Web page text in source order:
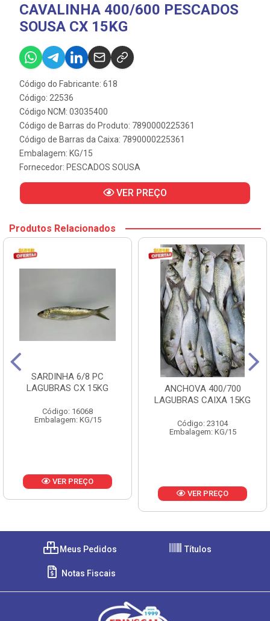
CAVALINHA 400/600 PESCADOS
SOUSA CX 15KG
Código do Fabricante: 618
Código: 22536
Código NCM: 03035400
Código de Barras do Produto: 7890000225361
Código de Barras da Caixa: 7890000225361
Embalagem: KG/15
Fornecedor: PESCADOS SOUSA
VER PREÇO
Produtos Relacionados
SARDINHA 6/8 PC
LAGUBRAS CX 15KG
Código: 16068
Embalagem: KG/15
VER PREÇO
ANCHOVA 400/700
LAGUBRAS CAIXA 15KG
Código: 23104
Embalagem: KG/15
VER PREÇO
Meus Pedidos Títulos
Notas Fiscais